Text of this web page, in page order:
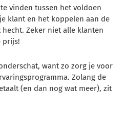
vinden tussen het voldoen
klant en het koppelen aan de
Zeker niet alle klanten
prijs!
want zo zorg je voor
Zolang de
(en dan nog wat meer), zit